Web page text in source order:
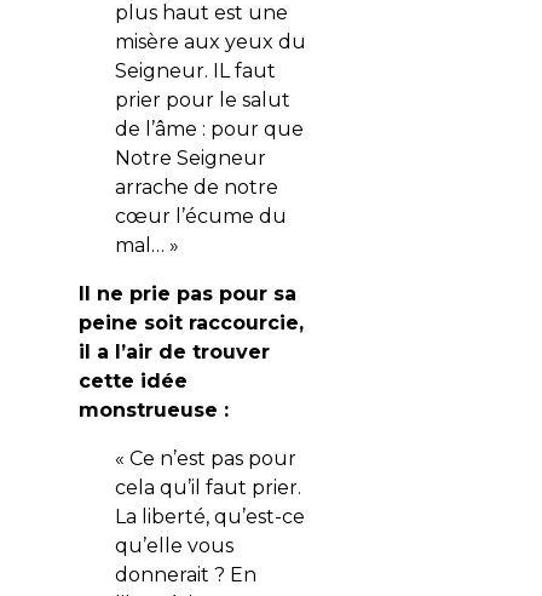
plus haut est une
misère aux yeux du
Seigneur. IL faut
prier pour le salut
de l’âme : pour que
Notre Seigneur
arrache de notre
cœur l’écume du
mal… »
Il ne prie pas pour sa
peine soit raccourcie,
il a l’air de trouver
cette idée
monstrueuse :
« Ce n’est pas pour
cela qu’il faut prier.
La liberté, qu’est-ce
qu’elle vous
donnerait ? En